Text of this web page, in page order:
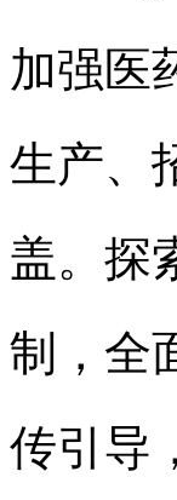
加强医
生产、
盖。探
制，全
传引导